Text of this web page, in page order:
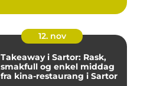
12. nov
Takeaway i Sartor: Rask,
smakfull og enkel middag
fra kina-restaurang i Sartor